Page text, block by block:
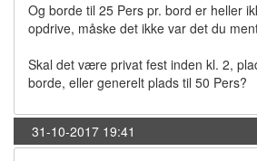
Og borde til 25 Pers pr. bord er heller
opdrive, måske det ikke var det du
Skal det være privat fest inden kl. 2,
borde, eller generelt plads til 50 Pers?
31-10-2017 19:41